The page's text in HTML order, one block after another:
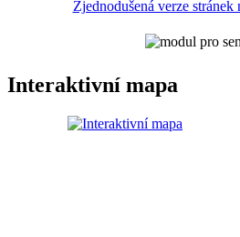
Zjednodušená verze stránek
Interaktivní mapa